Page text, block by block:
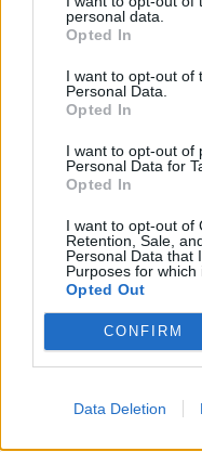
personal data.
Opted In
I want to opt-out of
Personal Data.
Opted In
I want to opt-out of
Personal Data for
Opted In
I want to opt-out of
Retention, Sale,
Personal Data that
Purposes for which
Opted Out
CONFIRM
Data Deletion
nuveikti, kad
aukštesnį lygį.
ne tik aukšto, bet
krepšininkų gausa.
Į NBA lygą nė
nepateko nuo
už Atlanto